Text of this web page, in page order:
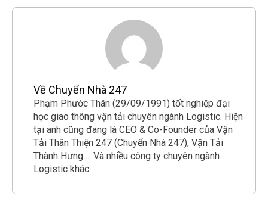
Về Chuyển Nhà 247
Phạm Phước Thân (29/09/1991) tốt nghiệp đại
học giao thông vận tải chuyên ngành Logistic. Hiện
tại anh cũng đang là CEO & Co-Founder của Vận
Tải Thân Thiện 247 (Chuyển Nhà 247), Vận Tải
Thành Hưng ... Và nhiều công ty chuyên ngành
Logistic khác.